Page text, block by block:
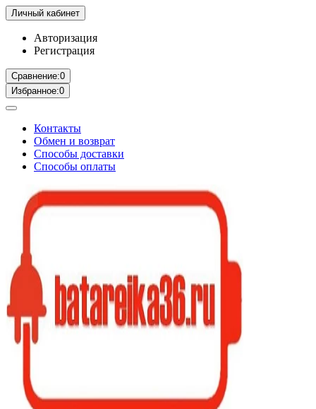
Личный кабинет
Авторизация
Регистрация
Сравнение:0
Избранное:0
Контакты
Обмен и возврат
Способы доставки
Способы оплаты